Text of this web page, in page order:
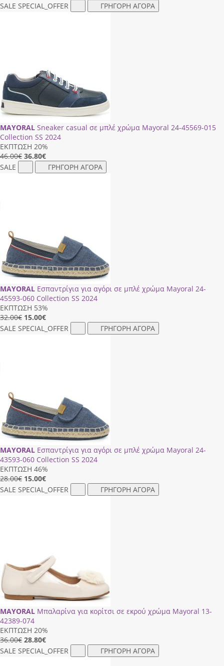
SALE SPECIAL_OFFER ΓΡΗΓΟΡΗ ΑΓΟΡΑ
MAYORAL Sneaker casual σε μπλέ χρώμα Mayoral 24-45569-015
Collection SS 2024
ΕΚΠΤΩΣΗ 20%
46.00€ 36.80€
SALE
ΓΡΗΓΟΡΗ ΑΓΟΡΑ
MAYORAL Εσπαντρίγια για αγόρι σε μπλέ χρώμα Mayoral 24-
45593-060 Collection SS 2024
ΕΚΠΤΩΣΗ 53%
32.00€ 15.00€
SALE SPECIAL_OFFER ΓΡΗΓΟΡΗ ΑΓΟΡΑ
MAYORAL Εσπαντρίγια για αγόρι σε μπλέ χρώμα Mayoral 24-
43593-060 Collection SS 2024
ΕΚΠΤΩΣΗ 46%
28.00€ 15.00€
SALE SPECIAL_OFFER ΓΡΗΓΟΡΗ ΑΓΟΡΑ
MAYORAL Μπαλαρίνα για κορίτσι σε εκρού χρώμα Mayoral 13-
42389-074
ΕΚΠΤΩΣΗ 20%
36.00€ 28.80€
SALE SPECIAL_OFFER ΓΡΗΓΟΡΗ ΑΓΟΡΑ